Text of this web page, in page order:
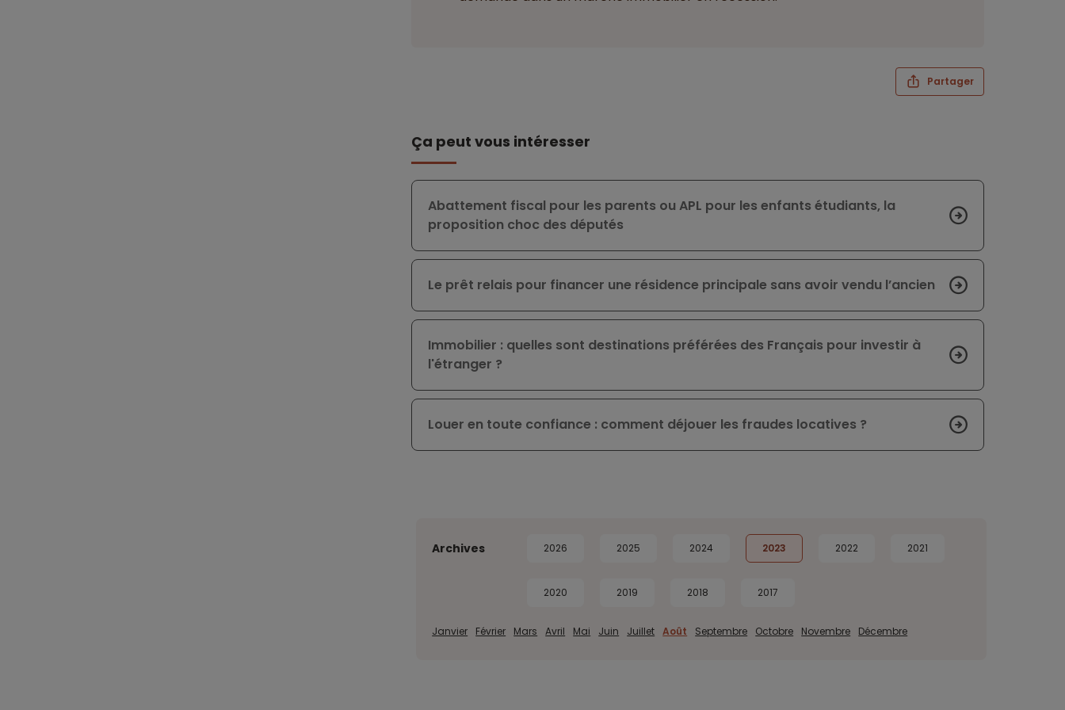
Partager
Ça peut vous intéresser
Abattement fiscal pour les parents ou APL pour les enfants étudiants, la
proposition choc des députés
Le prêt relais pour financer une résidence principale sans avoir vendu l’ancien
Immobilier : quelles sont destinations préférées des Français pour investir à
l'étranger ?
Louer en toute confiance : comment déjouer les fraudes locatives ?
Archives 2026 2025 2024 2023 2022 2021
2020 2019 2018 2017
Janvier Février Mars Avril Mai Juin Juillet Août Septembre Octobre Novembre Décembre